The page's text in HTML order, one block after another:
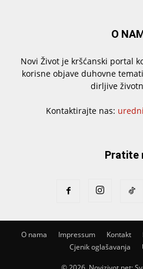
O
Novi Život je kršćanski portal
korisne objave duhovne
dirljive
Kontaktirajte nas:
Pratite
O nama Impressum Kontakt
Cjenik oglašavanja